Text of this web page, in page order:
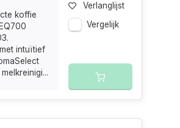
koffie
intuïtief
Verlanglijst
Vergelijk